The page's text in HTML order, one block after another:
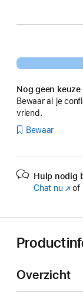
Nog geen keuze
Bewaar al je
vriend.
Bewaar
Hulp nodig
Chat nu
of
Overzicht